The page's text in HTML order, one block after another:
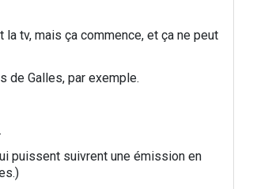
tv, mais ça commence, et ça ne peut
de Galles, par exemple.
puissent suivrent une émission en